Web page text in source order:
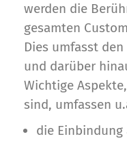
werden die
gesamten
Dies umfasst
und darüber
Wichtige
sind, umfassen
die